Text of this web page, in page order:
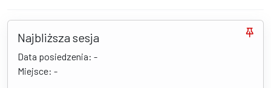
Najbliższa sesja
Data posiedzenia: -
Miejsce: -